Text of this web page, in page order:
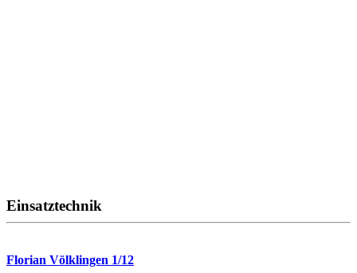
Einsatztechnik
Florian Völklingen 1/12